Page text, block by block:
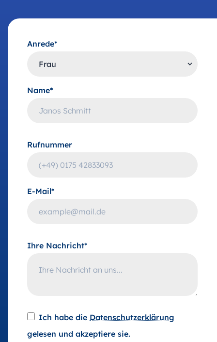
Anrede*
Name*
Rufnummer
E-Mail*
Ihre Nachricht*
Ich habe die Datenschutzerklärung
gelesen und akzeptiere sie.